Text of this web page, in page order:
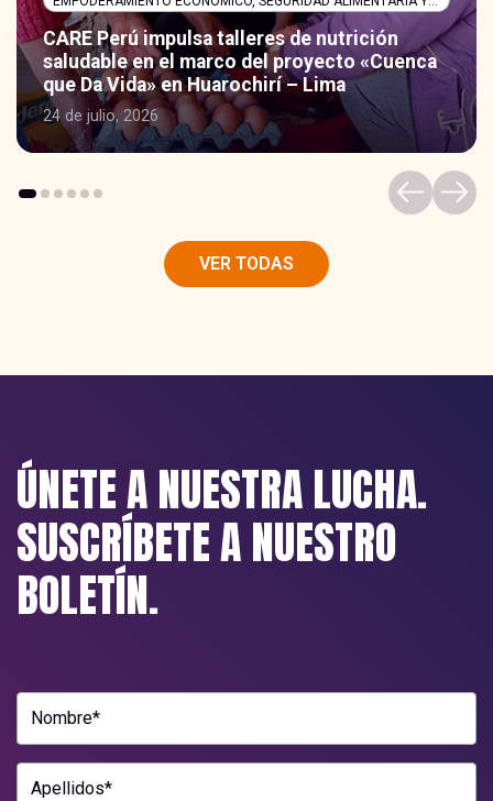
CARE Perú impulsa talleres de nutrición
saludable en el marco del proyecto «Cuenca
que Da Vida» en Huarochirí – Lima
24 de julio, 2026
VER TODAS
ÚNETE A NUESTRA LUCHA.
SUSCRÍBETE A NUESTRO
BOLETÍN.
Nombre*
Apellidos*